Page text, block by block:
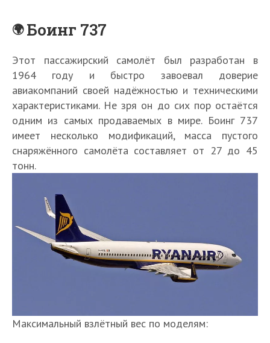
Боинг 737
Этот пассажирский самолёт был разработан в
1964 году и быстро завоевал доверие
авиакомпаний своей надёжностью и техническими
характеристиками. Не зря он до сих пор остаётся
одним из самых продаваемых в мире. Боинг 737
имеет несколько модификаций, масса пустого
снаряжённого самолёта составляет от 27 до 45
тонн.
Максимальный взлётный вес по моделям: